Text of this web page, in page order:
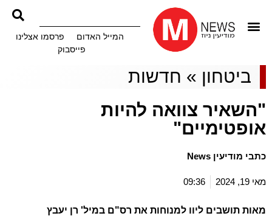
המייל האדום
פרסמו אצלינו
פייסבוק
ביטחון » חדשות
"השאיר צוואה להיות
אופטימיים"
כתבי מודיעין News
מאי 19, 2024 09:36
מאות תושבים ליוו למנוחות את רס"ם במיל' רן יעבץ